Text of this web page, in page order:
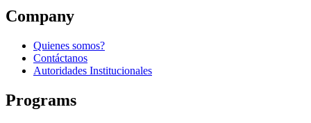
Company
Quienes somos?
Contáctanos
Autoridades Institucionales
Programs